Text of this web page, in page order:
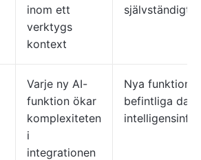
inom ett
verktygs
kontext
självständigt
Varje ny AI-
funktion ökar
komplexiteten
i
integrationen
Nya
befintliga